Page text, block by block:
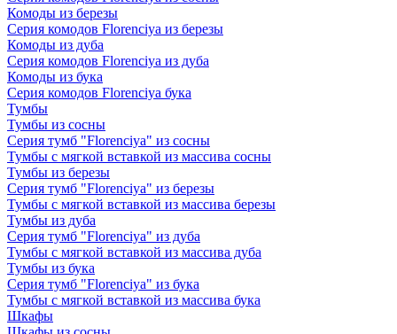
Комоды из березы
Серия комодов Florenciya из березы
Комоды из дуба
Серия комодов Florenciya из дуба
Комоды из бука
Серия комодов Florenciya бука
Тумбы
Тумбы из сосны
Серия тумб "Florenciya" из сосны
Тумбы с мягкой вставкой из массива сосны
Тумбы из березы
Серия тумб "Florenciya" из березы
Тумбы с мягкой вставкой из массива березы
Тумбы из дуба
Серия тумб "Florenciya" из дуба
Тумбы с мягкой вставкой из массива дуба
Тумбы из бука
Серия тумб "Florenciya" из бука
Тумбы с мягкой вставкой из массива бука
Шкафы